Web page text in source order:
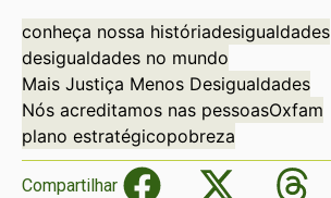
conheça nossa históriadesigualdades
desigualdades no mundo
Mais Justiça Menos Desigualdades
Nós acreditamos nas pessoasOxfam
plano estratégicopobreza
Compartilhar